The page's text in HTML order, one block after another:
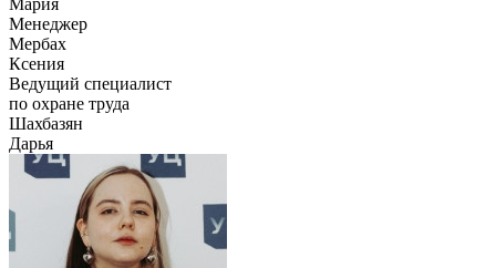
Мария
Менеджер
Мербах
Ксения
Ведущий специалист
по охране труда
Шахбазян
Дарья